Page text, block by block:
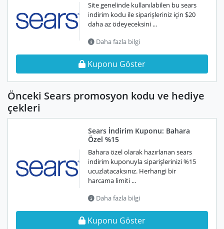
Site genelinde kullanılabilen bu sears
indirim kodu ile siparişleriniz için $20
daha az ödeyeceksini ...
Daha fazla bilgi
Kuponu Göster
Önceki Sears promosyon kodu ve hediye
çekleri
Sears İndirim Kuponu: Bahara
Özel %15
Bahara özel olarak hazırlanan sears
indirim kuponuyla siparişlerinizi %15
ucuzlatacaksınız. Herhangi bir
harcama limiti ...
Daha fazla bilgi
Kuponu Göster